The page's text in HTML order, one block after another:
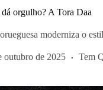
orgulho? A Tora Daa
moderniza o
outubro de 2025 Tem